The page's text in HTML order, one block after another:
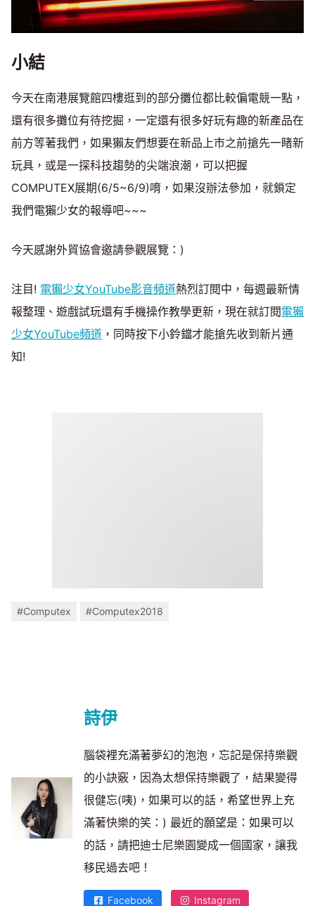
小結
今天在南港展覽館四樓逛到的部分攤位都比較偏電競一點，
還有很多攤位有待挖掘，一定還有很多好玩有趣的新產品在
前方等著我們，如果獺友們想要在新品上市之前搶先一睹新
玩具，或是一探科技趨勢的尖端浪潮，可以把握
COMPUTEX展期(6/5~6/9)唷，如果沒辦法參加，就鎖定
我們電獺少女的報導吧~~~
今天感謝外貿協會邀請參觀展覽：)
注目! 電獺少女YouTube影音頻道熱烈訂閱中，每週最新情
報整理、遊戲試玩還有手機操作教學更新，現在就訂閱電獺
少女YouTube頻道 ，同時按下小鈴鐺才能搶先收到新片通
知!
#Computex #Computex2018
詩伊
腦袋裡充滿著夢幻的泡泡，忘記是保持樂觀
的小訣竅，因為太想保持樂觀了，結果變得
很健忘(咦)，如果可以的話，希望世界上充
滿著快樂的笑：) 最近的願望是：如果可以
的話，請把迪士尼樂園變成一個國家，讓我
移民過去吧！
Facebook Instagram